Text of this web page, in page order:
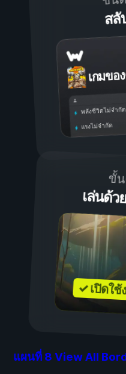
สลั
เกมขอ
พลังชีวิตไม่จำกัด
แรงไม่จำกัด
ขั้
เล่นด้ว
✓ เปิดใช้
แผนที่ 8 View All